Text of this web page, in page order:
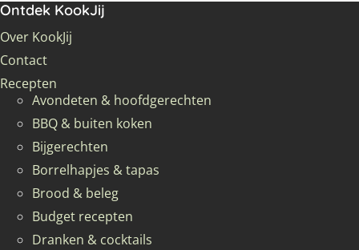
Ontdek KookJij
Over KookJij
Contact
Recepten
Avondeten & hoofdgerechten
BBQ & buiten koken
Bijgerechten
Borrelhapjes & tapas
Brood & beleg
Budget recepten
Dranken & cocktails